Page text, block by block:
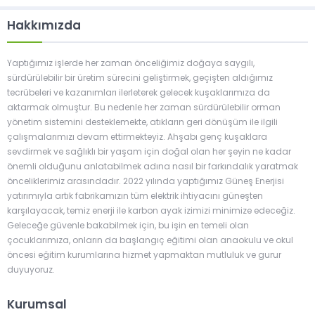
Hakkımızda
Yaptığımız işlerde her zaman önceliğimiz doğaya saygılı,
sürdürülebilir bir üretim sürecini geliştirmek, geçişten aldığımız
tecrübeleri ve kazanımları ilerleterek gelecek kuşaklarımıza da
aktarmak olmuştur. Bu nedenle her zaman sürdürülebilir orman
yönetim sistemini desteklemekte, atıkların geri dönüşüm ile ilgili
çalışmalarımızı devam ettirmekteyiz. Ahşabı genç kuşaklara
sevdirmek ve sağlıklı bir yaşam için doğal olan her şeyin ne kadar
önemli olduğunu anlatabilmek adına nasıl bir farkındalık yaratmak
önceliklerimiz arasındadır. 2022 yılında yaptığımız Güneş Enerjisi
yatırımıyla artık fabrikamızın tüm elektrik ihtiyacını güneşten
karşılayacak, temiz enerji ile karbon ayak izimizi minimize edeceğiz.
Geleceğe güvenle bakabilmek için, bu işin en temeli olan
çocuklarımıza, onların da başlangıç eğitimi olan anaokulu ve okul
öncesi eğitim kurumlarına hizmet yapmaktan mutluluk ve gurur
duyuyoruz.
Kurumsal